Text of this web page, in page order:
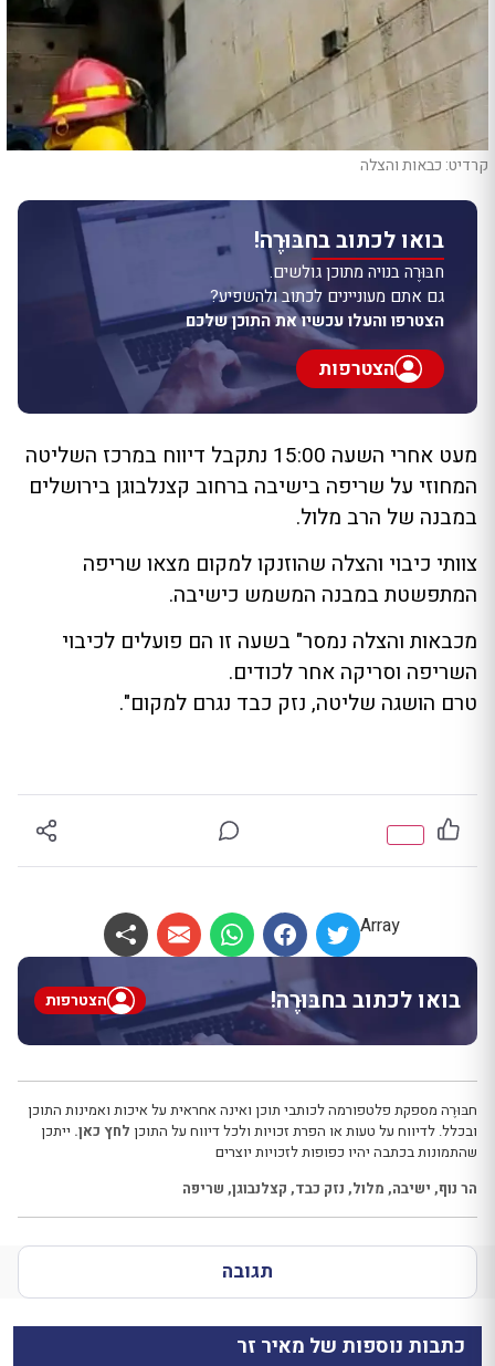
קרדיט: כבאות והצלה
בואו לכתוב בחבּוּרֶה!
חבּוּרֶה בנויה מתוכן גולשים.
גם אתם מעוניינים לכתוב ולהשפיע?
הצטרפו והעלו עכשיו את התוכן שלכם
הצטרפות
מעט אחרי השעה 15:00 נתקבל דיווח במרכז השליטה
המחוזי על שריפה בישיבה ברחוב קצנלבוגן בירושלים
במבנה של הרב מלול.
צוותי כיבוי והצלה שהוזנקו למקום מצאו שריפה
המתפשטת במבנה המשמש כישיבה.
מכבאות והצלה נמסר" בשעה זו הם פועלים לכיבוי
השריפה וסריקה אחר לכודים.
טרם הושגה שליטה, נזק כבד נגרם למקום".
Array
בואו לכתוב בחבּוּרֶה! הצטרפות
חבּוּרֶה מספקת פלטפורמה לכותבי תוכן ואינה אחראית על איכות ואמינות התוכן
ובכלל. לדיווח על טעות או הפרת זכויות ולכל דיווח על התוכן לחץ כאן. ייתכן
שהתמונות בכתבה יהיו כפופות לזכויות יוצרים
הר נוף, ישיבה, מלול, נזק כבד, קצלנבוגן, שריפה
תגובה
כתבות נוספות של מאיר זר